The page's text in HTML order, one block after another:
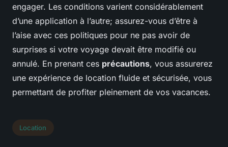
engager. Les conditions varient considérablement
d’une application à l’autre; assurez-vous d’être à
l’aise avec ces politiques pour ne pas avoir de
surprises si votre voyage devait être modifié ou
annulé. En prenant ces précautions, vous assurerez
une expérience de location fluide et sécurisée, vous
permettant de profiter pleinement de vos vacances.
Location